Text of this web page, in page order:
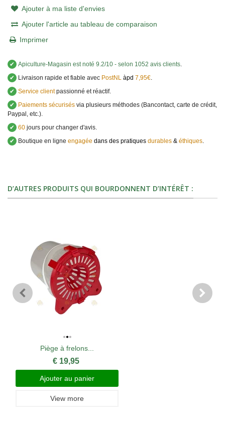
Ajouter à ma liste d'envies
Ajouter l'article au tableau de comparaison
Imprimer
✔ Apiculture-Magasin est noté 9.2/10 - selon 1052 avis clients.
✔
Livraison rapide et fiable avec PostNL àpd 7,95€.
✔ Service clientpassionné et réactif.
✔
Paiements sécurisés via plusieurs méthodes (Bancontact, carte de crédit,
Paypal, etc.).
✔ 60 jours pour changer d'avis.
✔
Boutique en ligne engagée dans des pratiques durables & éthiques.
D’AUTRES PRODUITS QUI BOURDONNENT D’INTÉRÊT :
Piège à frelons...
€ 19,95
Ajouter au panier
View more